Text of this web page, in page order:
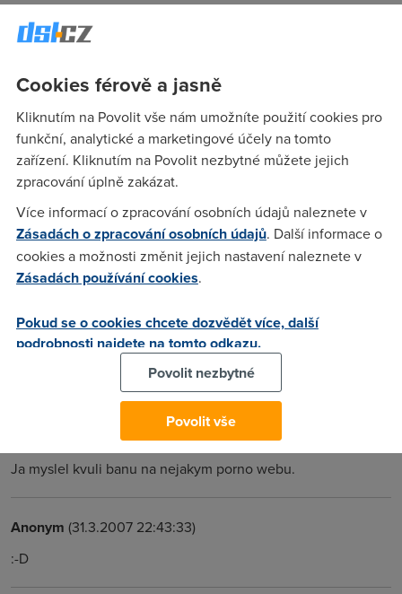
Hale koukejte zmenit ip adresu nebo na vas vlitnu!!!!
Nargon(31.3.2007 15:35:49)
Ne nemenit nebo na vas vlitnu ja.
Anonym(31.3.2007 15:37:59)
Nargon(31.3.2007 16:12:06)
To na me neplati.
Anonym(31.3.2007 16:24:32)
Sice inženýr, ale IP chce změnit stejně kvůli rapidshare...
(31.3.2007 16:45:04)
Ja myslel kvuli banu na nejakym porno webu.
Anonym (31.3.2007 22:43:33)
:-D
Cookies férově a jasně
Kliknutím na Povolit vše nám umožníte použití cookies pro
funkční, analytické a marketingové účely na tomto
zařízení. Kliknutím na Povolit nezbytné můžete jejich
zpracování úplně zakázat.
Více informací o zpracování osobních údajů naleznete v
Zásadách o zpracování osobních údajů. Další informace o
cookies a možnosti změnit jejich nastavení naleznete v
Zásadách používání cookies.
Pokud se o cookies chcete dozvědět více, další
podrobnosti najdete na tomto odkazu.
Povolit nezbytné
Povolit vše